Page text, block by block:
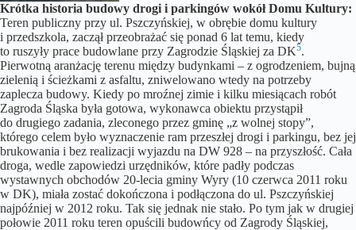
Krótka historia budowy drogi i parkingów wokół Domu Kultury:
Teren publiczny przy ul. Pszczyńskiej, w obrębie domu kultury
i przedszkola, zaczął przeobrażać się ponad 6 lat temu, kiedy
to ruszyły prace budowlane przy Zagrodzie Śląskiej za DK5.
Pierwotną aranżację terenu między budynkami – z ogrodzeniem, bujną
zielenią i ścieżkami z asfaltu, zniwelowano wtedy na potrzeby
zaplecza budowy. Kiedy po mroźnej zimie i kilku miesiącach robót
Zagroda Śląska była gotowa, wykonawca obiektu przystąpił
do drugiego zadania, zleconego przez gminę „z wolnej stopy”,
którego celem było wyznaczenie ram przeszłej drogi i parkingu, bez jej
brukowania i bez realizacji wyjazdu na DW 928 – na przyszłość. Cała
droga, wedle zapowiedzi urzędników, które padły podczas
wystawnych obchodów 20-lecia gminy Wyry (10 czerwca 2011 roku
w DK), miała zostać dokończona i podłączona do ul. Pszczyńskiej
najpóźniej w 2012 roku. Tak się jednak nie stało. Po tym jak w drugiej
połowie 2011 roku teren opuścili budowńcy od Zagrody Śląskiej,